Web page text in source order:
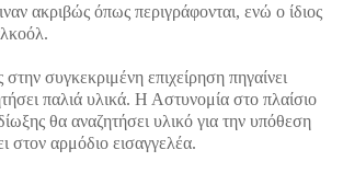
ακριβώς όπως περιγράφονται, ενώ ο ίδιος
συγκεκριμένη επιχείρηση πηγαίνει
παλιά υλικά. Η Αστυνομία στο πλαίσιο
θα αναζητήσει υλικό για την υπόθεση
στον αρμόδιο εισαγγελέα.